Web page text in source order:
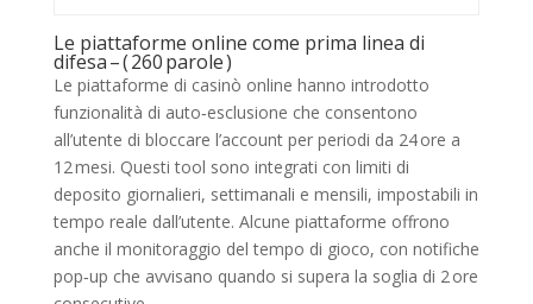
Le piattaforme online come prima linea di
difesa – ( 260 parole )
Le piattaforme di casinò online hanno introdotto
funzionalità di auto‑esclusione che consentono
all’utente di bloccare l’account per periodi da 24 ore a
12 mesi. Questi tool sono integrati con limiti di
deposito giornalieri, settimanali e mensili, impostabili in
tempo reale dall’utente. Alcune piattaforme offrono
anche il monitoraggio del tempo di gioco, con notifiche
pop‑up che avvisano quando si supera la soglia di 2 ore